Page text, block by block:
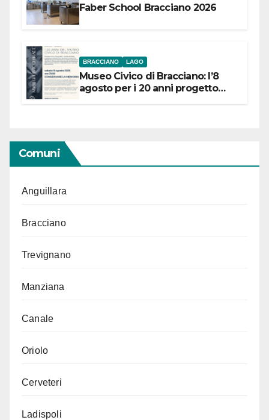
Faber School Bracciano 2026
BRACCIANO LAGO
Museo Civico di Bracciano: l’8
agosto per i 20 anni progetto
Comuni
Anguillara
Bracciano
Trevignano
Manziana
Canale
Oriolo
Cerveteri
Ladispoli